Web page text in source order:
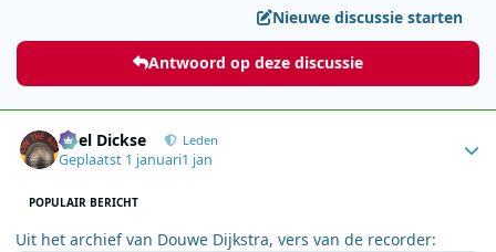
Nieuwe discussie starten
Antwoord op deze discussie
Roel Dickse Leden
Geplaatst 1 januari1 jan
POPULAIR BERICHT
Uit het archief van Douwe Dijkstra, vers van de recorder: